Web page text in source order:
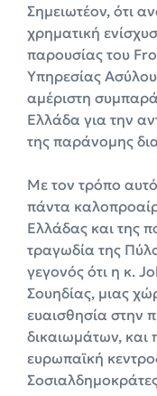
Σημειωτέον, ότι
χρηματική
παρουσίας του
Υπηρεσίας
αμέριστη
Ελλάδα για την
της παράνομης
Με τον τρόπο
πάντα
Ελλάδας και της
τραγωδία της
γεγονός ότι η κ.
Σουηδίας, μιας
ευαισθησία στην
δικαιωμάτων, και
ευρωπαϊκή